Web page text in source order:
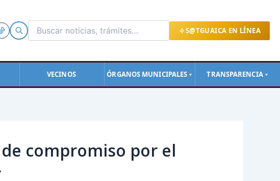
S@TGUAICA EN LÍNEA
VECINOS ÓRGANOS MUNICIPALES ▼ TRANSPARENCIA ▼
compromiso por el